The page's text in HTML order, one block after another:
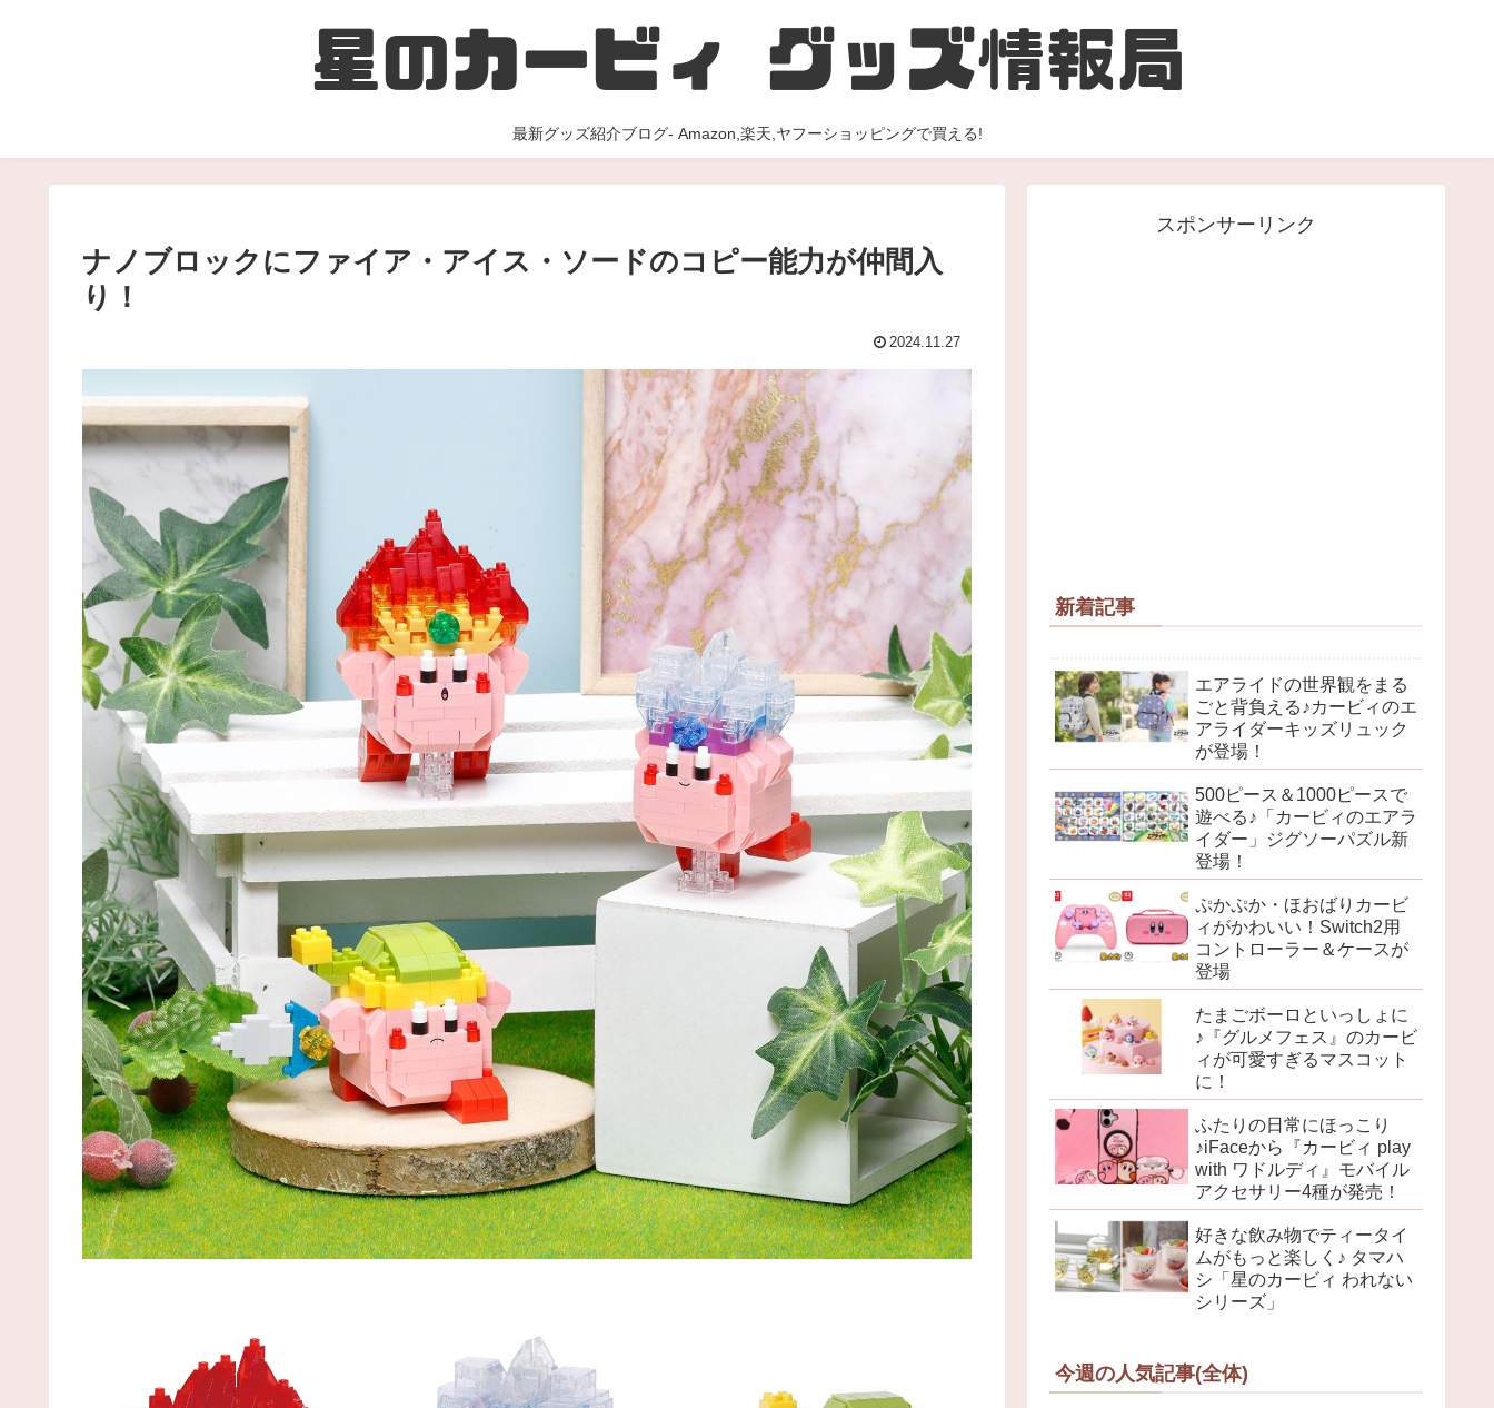
最新グッズ紹介ブログ- Amazon,楽天,ヤフーショッピングで買える!
ナノブロックにファイア・アイス・ソードのコピー能力が仲間入
り！
2024.11.27
スポンサーリンク
新着記事
エアライドの世界観をまる
ごと背負える♪カービィのエ
アライダーキッズリュック
が登場！
500ピース＆1000ピースで
遊べる♪「カービィのエアラ
イダー」ジグソーパズル新
登場！
ぷかぷか・ほおばりカービ
ィがかわいい！Switch2用
コントローラー＆ケースが
登場
たまごボーロといっしょに
♪『グルメフェス』のカービ
ィが可愛すぎるマスコット
に！
ふたりの日常にほっこり
♪iFaceから『カービィ play
with ワドルディ』モバイル
アクセサリー4種が発売！
好きな飲み物でティータイ
ムがもっと楽しく♪ タマハ
シ「星のカービィ われない
シリーズ」
今週の人気記事(全体)